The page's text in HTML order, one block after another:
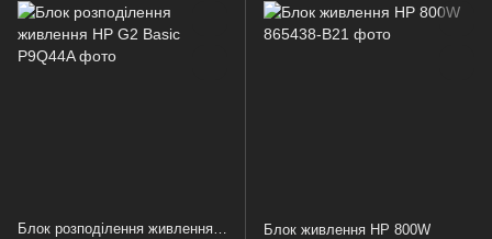
Блок живлення HP 800W